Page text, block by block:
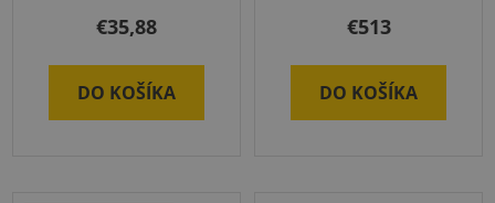
produktu
5,0
z
€35,88
DO KOŠÍKA
€513
DO KOŠÍKA